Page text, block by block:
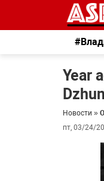
Year
Новости »
пт, 03/24/